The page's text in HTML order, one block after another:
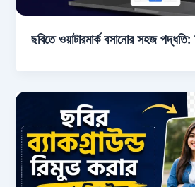
ছবিতে ওয়াটারমার্ক বসানোর সহজ পদ্ধতি: